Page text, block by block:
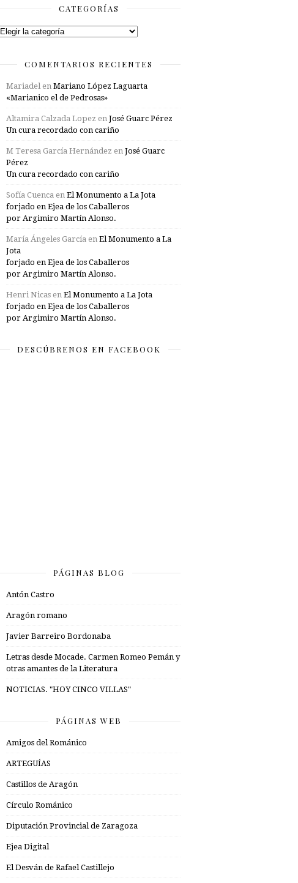
CATEGORÍAS
Categorías
COMENTARIOS RECIENTES
Mariadelen Mariano López Laguarta
«Marianico el de Pedrosas»
Altamira Calzada Lopez en José Guarc Pérez
Un cura recordado con cariño
M Teresa García Hernández en José Guarc
Pérez
Un cura recordado con cariño
Sofía Cuenca en El Monumento a La Jota
forjado en Ejea de los Caballeros
por Argimiro Martín Alonso.
María Ángeles García en El Monumento a La
Jota
forjado en Ejea de los Caballeros
por Argimiro Martín Alonso.
Henri Nicas en El Monumento a La Jota
forjado en Ejea de los Caballeros
por Argimiro Martín Alonso.
DESCÚBRENOS EN FACEBOOK
PÁGINAS BLOG
Antón Castro
Aragón romano
Javier Barreiro Bordonaba
Letras desde Mocade. Carmen Romeo Pemán y
otras amantes de la Literatura
NOTICIAS. "HOY CINCO VILLAS"
PÁGINAS WEB
Amigos del Románico
ARTEGUÍAS
Castillos de Aragón
Círculo Románico
Diputación Provincial de Zaragoza
Ejea Digital
El Desván de Rafael Castillejo